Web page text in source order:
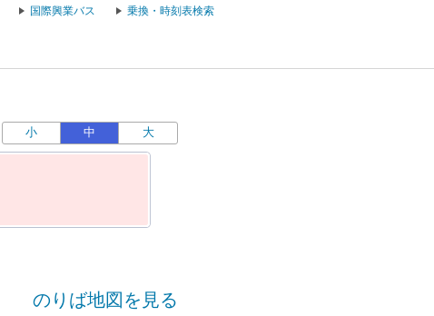
国際興業バス 乗換・時刻表検索
小 中 大
のりば地図を見る